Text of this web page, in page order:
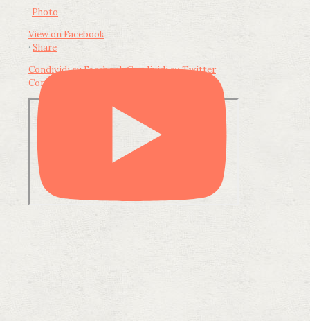
Photo
View on Facebook
· Share
Condividi su FacebookCondividi su Twitter
Condividi su LinkedIn